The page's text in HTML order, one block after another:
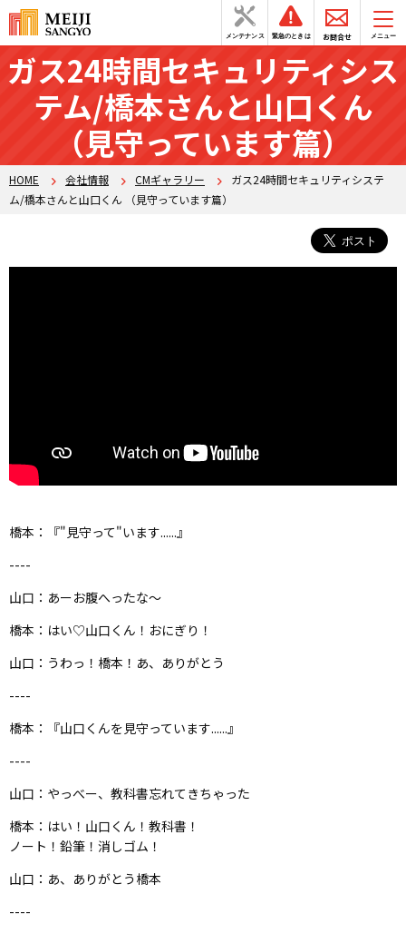
メンテナンス 緊急のときは お問合せ メニュー
ガス24時間セキュリティシス
テム/橋本さんと山口くん
（見守っています篇）
HOME 会社情報 CMギャラリー
ガス24時間セキュリティシステ
ム/橋本さんと山口くん （見守っています篇）
橋本：『"見守って"います......』
----
山口：あーお腹へったな～
橋本：はい♡山口くん！おにぎり！
山口：うわっ！橋本！あ、ありがとう
----
橋本：『山口くんを見守っています......』
----
山口：やっべー、教科書忘れてきちゃった
橋本：はい！山口くん！教科書！
ノート！鉛筆！消しゴム！
山口：あ、ありがとう橋本
----